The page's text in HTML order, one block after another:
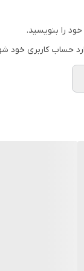
را بنویسید.
حساب کاربری خود